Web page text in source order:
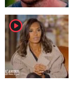
player2